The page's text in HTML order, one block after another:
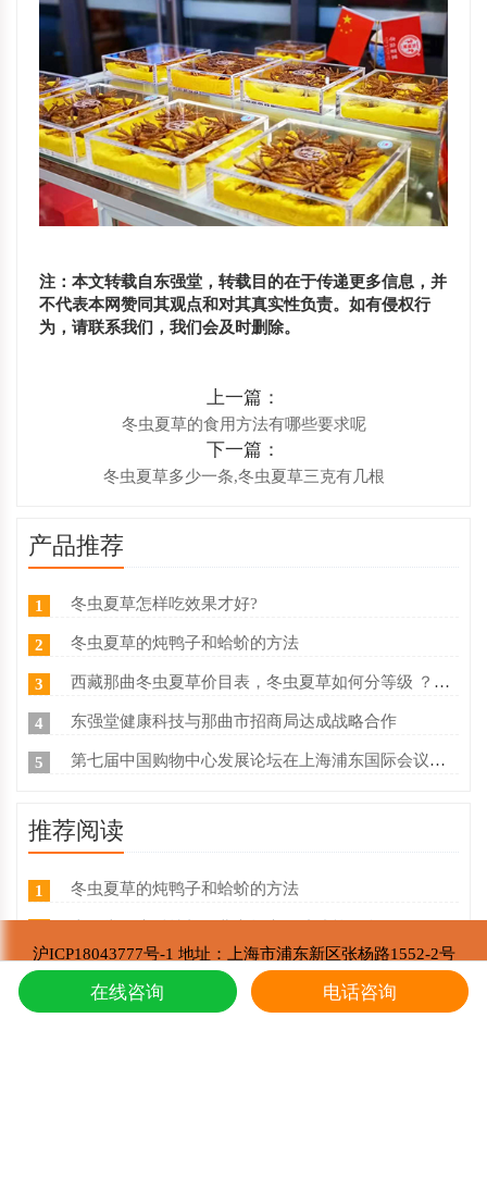
注：本文转载自东强堂，转载目的在于传递更多信息，并
不代表本网赞同其观点和对其真实性负责。如有侵权行
为，请联系我们，我们会及时删除。
上一篇：
冬虫夏草的食用方法有哪些要求呢
下一篇：
冬虫夏草多少一条,冬虫夏草三克有几根
产品推荐
1 冬虫夏草怎样吃效果才好?
2 冬虫夏草的炖鸭子和蛤蚧的方法
3 西藏那曲冬虫夏草价目表，冬虫夏草如何分等级 ？什么价
4 东强堂健康科技与那曲市招商局达成战略合作
5 第七届中国购物中心发展论坛在上海浦东国际会议中心成功举办
推荐阅读
1 冬虫夏草的炖鸭子和蛤蚧的方法
3 第七届中国购物中心发展论坛在上海浦东国
4 上海东强堂参加第十二届苏毗·娜秀文化旅
沪ICP18043777号-1 地址：上海市浦东新区张杨路1552-2号
东强堂健康科技有限公司 版权所有
Copyright © 2002-2021
在线咨询 电话咨询